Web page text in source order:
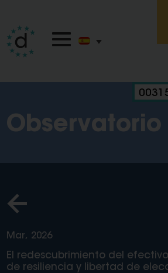
Observatorio
Mar, 2026
El redescubrimiento del
de resiliencia y libertad de